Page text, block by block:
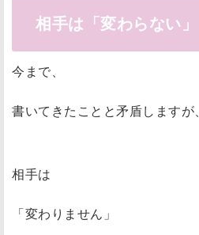
相手は「変わらない」
今まで、
書いてきたことと矛盾しますが、
相手は
「変わりません」